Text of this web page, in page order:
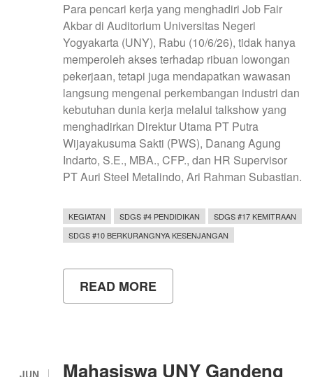
Para pencari kerja yang menghadiri Job Fair
Akbar di Auditorium Universitas Negeri
Yogyakarta (UNY), Rabu (10/6/26), tidak hanya
memperoleh akses terhadap ribuan lowongan
pekerjaan, tetapi juga mendapatkan wawasan
langsung mengenai perkembangan industri dan
kebutuhan dunia kerja melalui talkshow yang
menghadirkan Direktur Utama PT Putra
Wijayakusuma Sakti (PWS), Danang Agung
Indarto, S.E., MBA., CFP., dan HR Supervisor
PT Auri Steel Metalindo, Ari Rahman Subastian.
KEGIATAN SDGS #4 PENDIDIKAN
SDGS #17 KEMITRAAN
SDGS #10 BERKURANGNYA KESENJANGAN
READ MORE
TALKSHOW
PENCARI
Mahasiswa UNY Gandeng